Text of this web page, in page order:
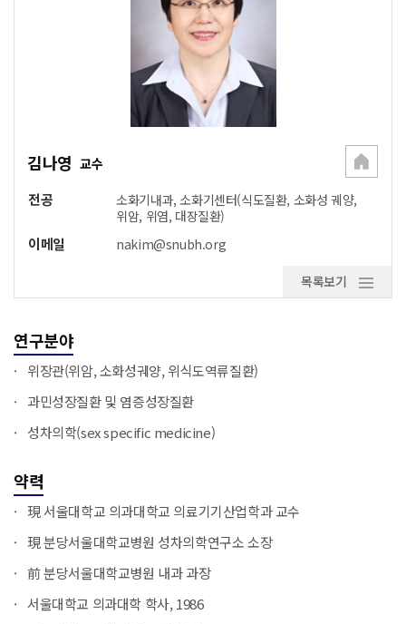
김나영 교수
전공
소화기내과, 소화기센터(식도질환, 소화성 궤양,
위암, 위염, 대장질환)
이메일 nakim@snubh.org
목록보기
연구분야
위장관(위암, 소화성궤양, 위식도역류질환)
과민성장질환 및 염증성장질환
성차의학(sex specific medicine)
약력
現 서울대학교 의과대학교 의료기기산업학과 교수
現 분당서울대학교병원 성차의학연구소 소장
前 분당서울대학교병원 내과 과장
서울대학교 의과대학 학사, 1986